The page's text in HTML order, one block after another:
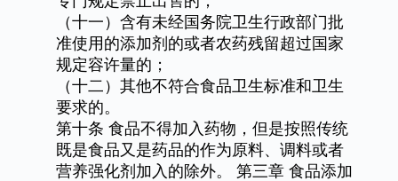
（十一）含有未经国务院卫生行政部门批
准使用的添加剂的或者农药残留超过国家
规定容许量的；
（十二）其他不符合食品卫生标准和卫生
要求的。
第十条 食品不得加入药物，但是按照传统
既是食品又是药品的作为原料、调料或者
营养强化剂加入的除外。
第三章 食品添加